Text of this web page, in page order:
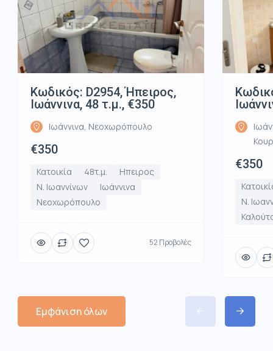
Κωδικός: D2954, Ήπειρος,
Ιωάννινα, 48 τ.μ., €350
Ιωάννινα, Νεοχωρόπουλο
€350
Κατοικία 48τ.μ.
Ηπειρος
Ν. Ιωαννίνων
Ιωάννινα
Νεοχωρόπουλο
52 Προβολές
€350
Ν.
Εμφάνιση όλων